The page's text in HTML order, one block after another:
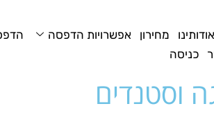
אודותינו מחירון אפשרויות הדפסה
כניסה
וסטנדים